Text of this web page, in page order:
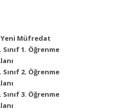
Yeni Müfredat
Sınıf 1. Öğrenme
Sınıf 2. Öğrenme
Sınıf 3. Öğrenme